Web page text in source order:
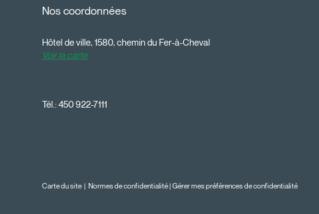
Nos coordonnées
Hôtel de ville, 1580, chemin du Fer-à-Cheval
Voir la carte
Tél.:450 922-7111
Carte du site |Normes de confidentialité |Gérer mes préférences de confidentialité